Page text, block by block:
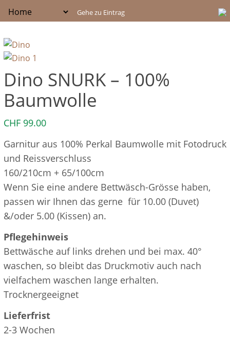
Dino SNURK – 100%
Baumwolle
CHF 99.00
Garnitur aus 100% Perkal Baumwolle mit Fotodruck
und Reissverschluss
160/210cm + 65/100cm
Wenn Sie eine andere Bettwäsch-Grösse haben,
passen wir Ihnen das gerne für 10.00 (Duvet)
&/oder 5.00 (Kissen) an.
Pflegehinweis
Bettwäsche auf links drehen und bei max. 40°
waschen, so bleibt das Druckmotiv auch nach
vielfachem waschen lange erhalten.
Trocknergeeignet
Lieferfrist
2-3 Wochen